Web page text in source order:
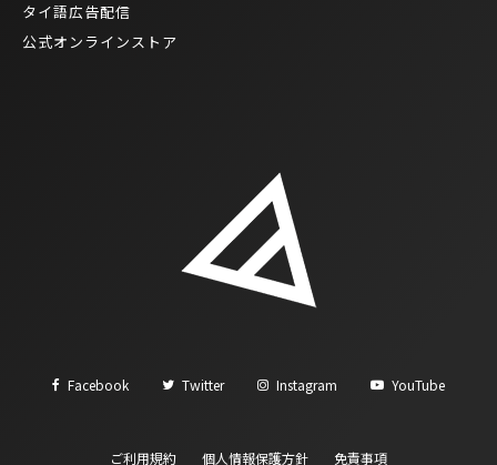
タイ語広告配信
公式オンラインストア
Facebook Twitter Instagram YouTube
ご利用規約 個人情報保護方針 免責事項